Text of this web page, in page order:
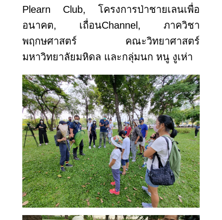
Plearn Club, โครงการป่าชายเลนเพื่อ
อนาคต, เถื่อนChannel, ภาควิชา
พฤกษศาสตร์ คณะวิทยาศาสตร์
มหาวิทยาลัยมหิดล และกลุ่มนก หนู งูเห่า